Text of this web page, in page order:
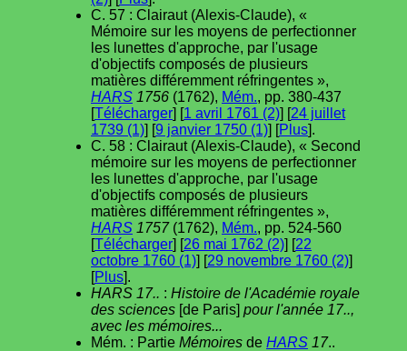
C. 57 : Clairaut (Alexis-Claude), «
Mémoire sur les moyens de perfectionner
les lunettes d'approche, par l'usage
d'objectifs composés de plusieurs
matières différemment réfringentes »,
HARS 1756 (1762), Mém., pp. 380-437
[Télécharger] [1 avril 1761 (2)] [24 juillet
1739 (1)] [9 janvier 1750 (1)] [Plus].
C. 58 : Clairaut (Alexis-Claude), « Second
mémoire sur les moyens de perfectionner
les lunettes d'approche, par l'usage
d'objectifs composés de plusieurs
matières différemment réfringentes »,
HARS 1757(1762), Mém., pp. 524-560
[Télécharger] [26 mai 1762 (2)] [22
octobre 1760 (1)] [29 novembre 1760 (2)]
[Plus].
HARS 17.. : Histoire de l'Académie royale
des sciences [de Paris] pour l'année 17..,
avec les mémoires...
Mém. : Partie Mémoires de HARS 17..